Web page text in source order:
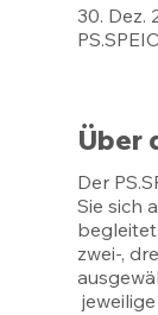
30. Dez.
Über
Der
Sie sich
zwei-,